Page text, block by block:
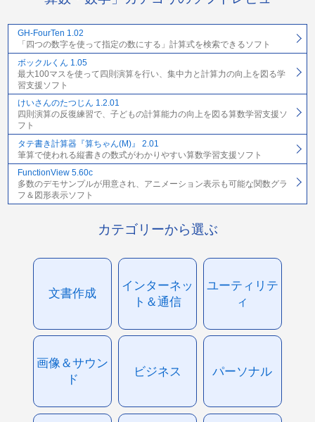
GH-FourTen 1.02
「四つの数字を使って指定の数にする」計算式を検索できるソフト
ボックルくん 1.05
最大100マスを使って四則演算を行い、集中力と計算力の向上を図る学
習支援ソフト
けいさんのたつじん 1.2.01
四則演算の反復練習で、子どもの計算能力の向上を図る算数学習支援ソ
フト
タテ書き計算器『算ちゃん(M)』 2.01
筆算で使われる縦書きの数式がわかりやすい算数学習支援ソフト
FunctionView 5.60c
多数のデモサンプルが用意され、アニメーション表示も可能な関数グラ
フ＆図形表示ソフト
カテゴリーから選ぶ
文書作成
インターネッ
ト＆通信
ユーティリテ
ィ
画像＆サウン
ド
ビジネス パーソナル